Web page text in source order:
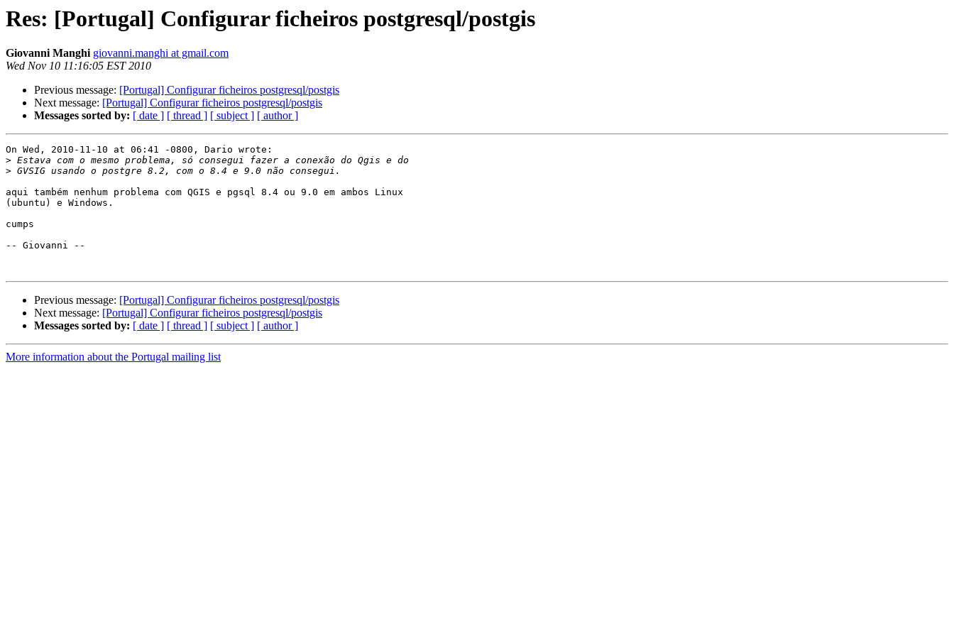
Res: [Portugal] Configurar ficheiros postgresql/postgis
Giovanni Manghi giovanni.manghi at gmail.com
Wed Nov 10 11:16:05 EST 2010
Previous message: [Portugal] Configurar ficheiros postgresql/postgis
Next message: [Portugal] Configurar ficheiros postgresql/postgis
Messages sorted by: [ date ] [ thread ] [ subject ] [ author ]
On Wed, 2010-11-10 at 06:41 -0800, Dario wrote:
>
>
aqui também nenhum problema com QGIS e pgsql 8.4 ou 9.0 em ambos Linux
(ubuntu) e Windows.
cumps
-- Giovanni --
Previous message: [Portugal] Configurar ficheiros postgresql/postgis
Next message: [Portugal] Configurar ficheiros postgresql/postgis
Messages sorted by: [ date ] [ thread ] [ subject ] [ author ]
More information about the Portugal mailing list